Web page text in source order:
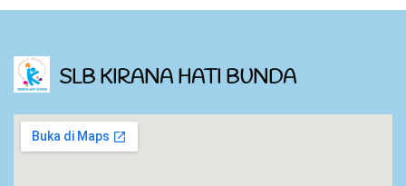
SLB KIRANA HATI BUNDA